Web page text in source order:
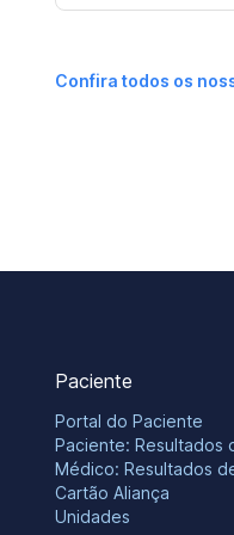
Confira todos os
Paciente
Portal do Paciente
Paciente: Resultados
Médico: Resultados
Cartão Aliança
Unidades